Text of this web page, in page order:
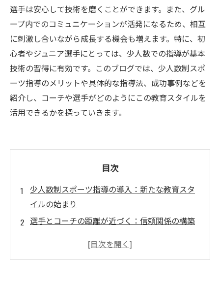
選手は安心して技術を磨くことができます。また、グル
ープ内でのコミュニケーションが活発になるため、相互
に刺激し合いながら成長する機会も増えます。特に、初
心者やジュニア選手にとっては、少人数での指導が基本
技術の習得に有効です。このブログでは、少人数制スポ
ーツ指導のメリットや具体的な指導法、成功事例などを
紹介し、コーチや選手がどのようにこの教育スタイルを
活用できるかを探っていきます。
目次
少人数制スポーツ指導の導入：新たな教育スタ
イルの始まり
選手とコーチの距離が近づく：信頼関係の構築
個々のニーズに合わせた指導：選手の特性を引